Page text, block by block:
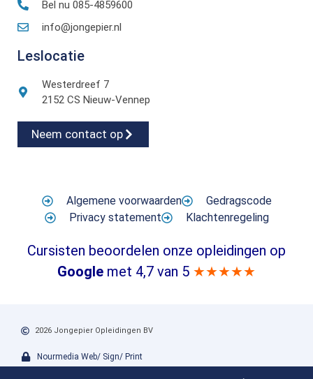
Bel nu 085-4859600
info@jongepier.nl
Leslocatie
Westerdreef 7
2152 CS Nieuw-Vennep
Neem contact op
Algemene voorwaarden
Gedragscode
Privacy statement
Klachtenregeling
Cursisten beoordelen onze opleidingen op
Google met 4,7 van 5 ★★★★★
2026 Jongepier Opleidingen BV
Nourmedia Web/ Sign/ Print